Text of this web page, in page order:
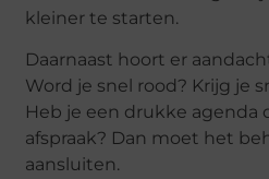
kleiner te starten.
Daarnaast hoort er
Word je snel rood? Krijg je
Heb je een drukke agenda
afspraak? Dan moet het
aansluiten.